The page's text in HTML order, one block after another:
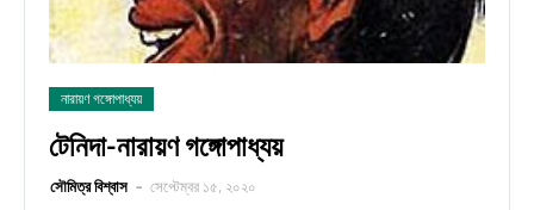
নারায়ণ গঙ্গোপাধ্যয়
টেনিদা-নারায়ণ গঙ্গোপাধ্যয়
সৌমিত্র বিশ্বাস সেপ্টেম্বর ১৫, ২০২০